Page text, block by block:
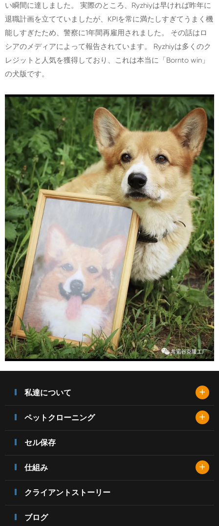
い瞬間に達しました。 実際のところ、Ryzhiyは早ければ昨年に
退職計画を立てていましたが、KPIを常に満たしすぎてうまく機
能しすぎたため、警察に1年間再雇用されました。 その話はロ
シアのメディアによって報告されています。 Ryzhiyは多くのク
レジットと人気を獲得しており、これは本当に「Bornto win」
の犬版です。
私達について +
ペットクローニング +
セル保存
仕組み +
クライアントストーリー
ブログ